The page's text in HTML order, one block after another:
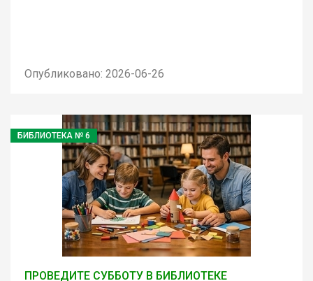
Опубликовано: 2026-06-26
БИБЛИОТЕКА № 6
ПРОВЕДИТЕ СУББОТУ В БИБЛИОТЕКЕ